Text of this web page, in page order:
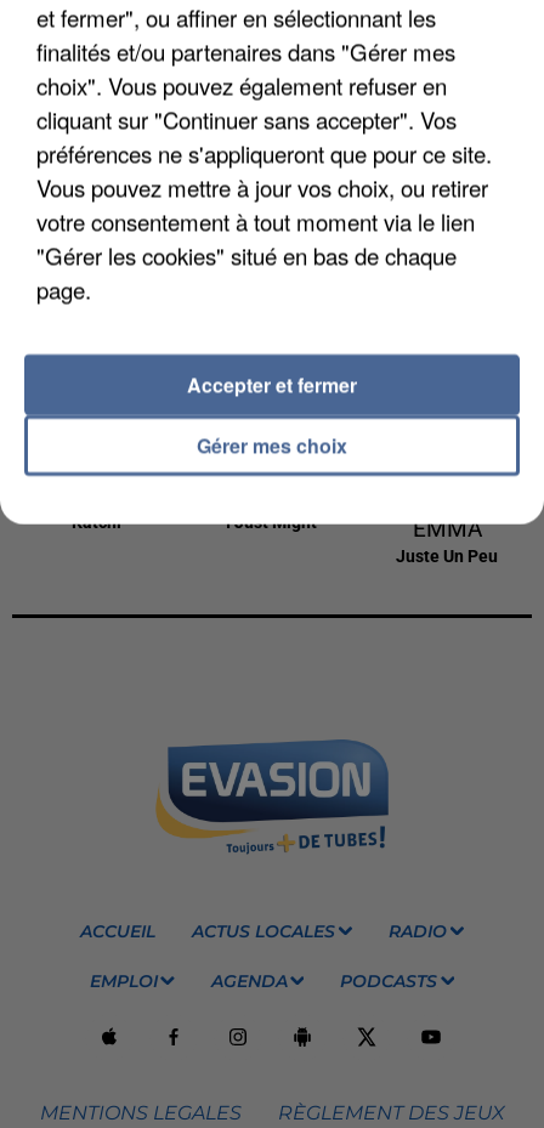
5h28
5h28
THE BRAIDS
Bohemian Rapsody
5h25
5h25
CHARLOTTE
CARDIN
5h22
5h22
TAYLOR SWIFT
The Fate Of Ophelia
Katchi I Just Might
EMMA
Juste Un Peu
ACCUEIL ACTUS LOCALES RADIO
EMPLOI AGENDA PODCASTS
MENTIONS LEGALES RÈGLEMENT DES JEUX
et fermer", ou affiner en sélectionnant les
finalités et/ou partenaires dans "Gérer mes
choix". Vous pouvez également refuser en
cliquant sur "Continuer sans accepter". Vos
préférences ne s'appliqueront que pour ce site.
Vous pouvez mettre à jour vos choix, ou retirer
votre consentement à tout moment via le lien
"Gérer les cookies" situé en bas de chaque
page.
Gérer mes choix
Accepter et fermer